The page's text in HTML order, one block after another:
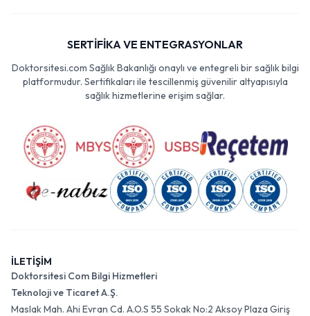
SERTİFİKA VE ENTEGRASYONLAR
Doktorsitesi.com Sağlık Bakanlığı onaylı ve entegreli bir sağlık bilgi
platformudur. Sertifikaları ile tescillenmiş güvenilir altyapısıyla
sağlık hizmetlerine erişim sağlar.
İLETİŞİM
Doktorsitesi Com Bilgi Hizmetleri
Teknoloji ve Ticaret A.Ş.
Maslak Mah. Ahi Evran Cd. A.O.S 55 Sokak No:2 Aksoy Plaza Giriş